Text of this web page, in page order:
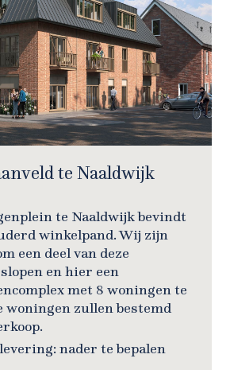
te Naaldwijk
te Naaldwijk bevindt
winkelpand. Wij zijn
een deel van deze
en hier een
met 8 woningen te
woningen zullen bestemd
nader te bepalen